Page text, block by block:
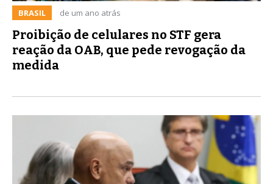
BRASIL de um ano atrás
Proibição de celulares no STF gera
reação da OAB, que pede revogação da
medida